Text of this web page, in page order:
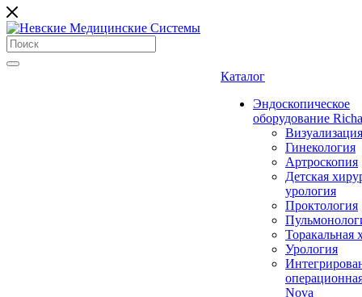
Каталог
Эндоскопическое
оборудование
Визуализация
Гинекология
Артроскопия
Детская
урология
Проктология
Торакальная
Урология
Nova